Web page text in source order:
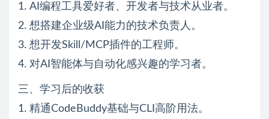
1. AI编程工具爱好者、开发者与技术从业者。
2. 想搭建企业级AI能力的技术负责人。
3. 想开发Skill/MCP插件的工程师。
4. 对AI智能体与自动化感兴趣的学习者。
三、学习后的收获
1. 精通CodeBuddy基础与CLI高阶用法。